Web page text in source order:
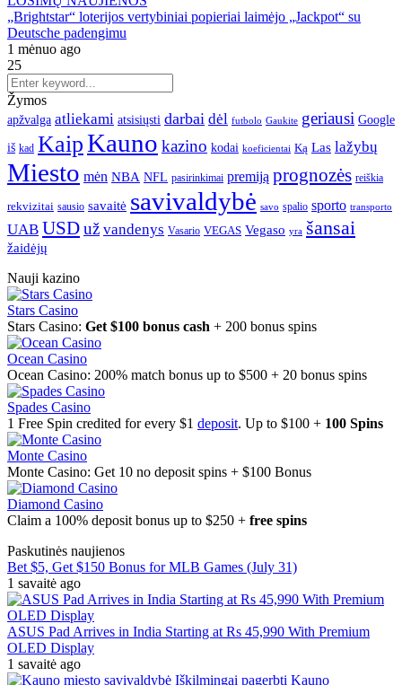
„Brightstar“ loterijos vertybiniai popieriai laimėjo „Jackpot“ su
Deutsche padengimu
1 mėnuo ago
25
Žymos
apžvalga atliekami atsisiųsti darbai dėl futbolo Gaukite geriausi Google
iš kad KaipKauno kazino kodai koeficientai Ką Las lažybų
Miesto mėn NBA NFL pasirinkimai premiją prognozės reiškia
rekvizitai sausio savaitė savivaldybė savo spalio sporto transporto
UAB USDuž vandenys Vasario VEGAS Vegaso yra šansai
žaidėjų
Nauji kazino
Stars Casino
Stars Casino: Get $100 bonus cash + 200 bonus spins
Ocean Casino
Ocean Casino: 200% match bonus up to $500 + 20 bonus spins
Spades Casino
1 Free Spin credited for every $1 deposit. Up to $100 + 100 Spins
Monte Casino
Monte Casino: Get 10 no deposit spins + $100 Bonus
Diamond Casino
Claim a 100% deposit bonus up to $250 + free spins
Paskutinės naujienos
Bet $5, Get $150 Bonus for MLB Games (July 31)
1 savaitė ago
ASUS Pad Arrives in India Starting at Rs 45,990 With Premium
OLED Display
1 savaitė ago